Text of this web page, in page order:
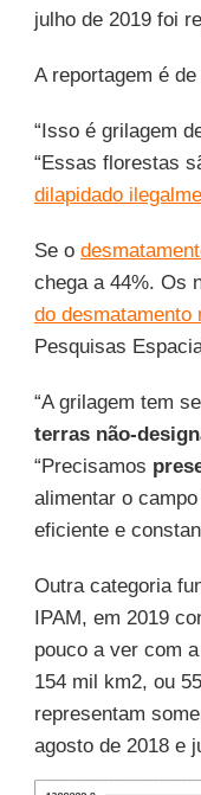
julho de 2019 foi
A reportagem é de
“Isso é grilagem
“Essas florestas
dilapidado
Se o
chega a 44%. Os
do desmatamento
Pesquisas
“A grilagem tem
terras não-
“Precisamos
alimentar o
eficiente e
Outra categoria
IPAM, em 2019
pouco a ver com
154 mil km2, ou
representam
agosto de 2018 e